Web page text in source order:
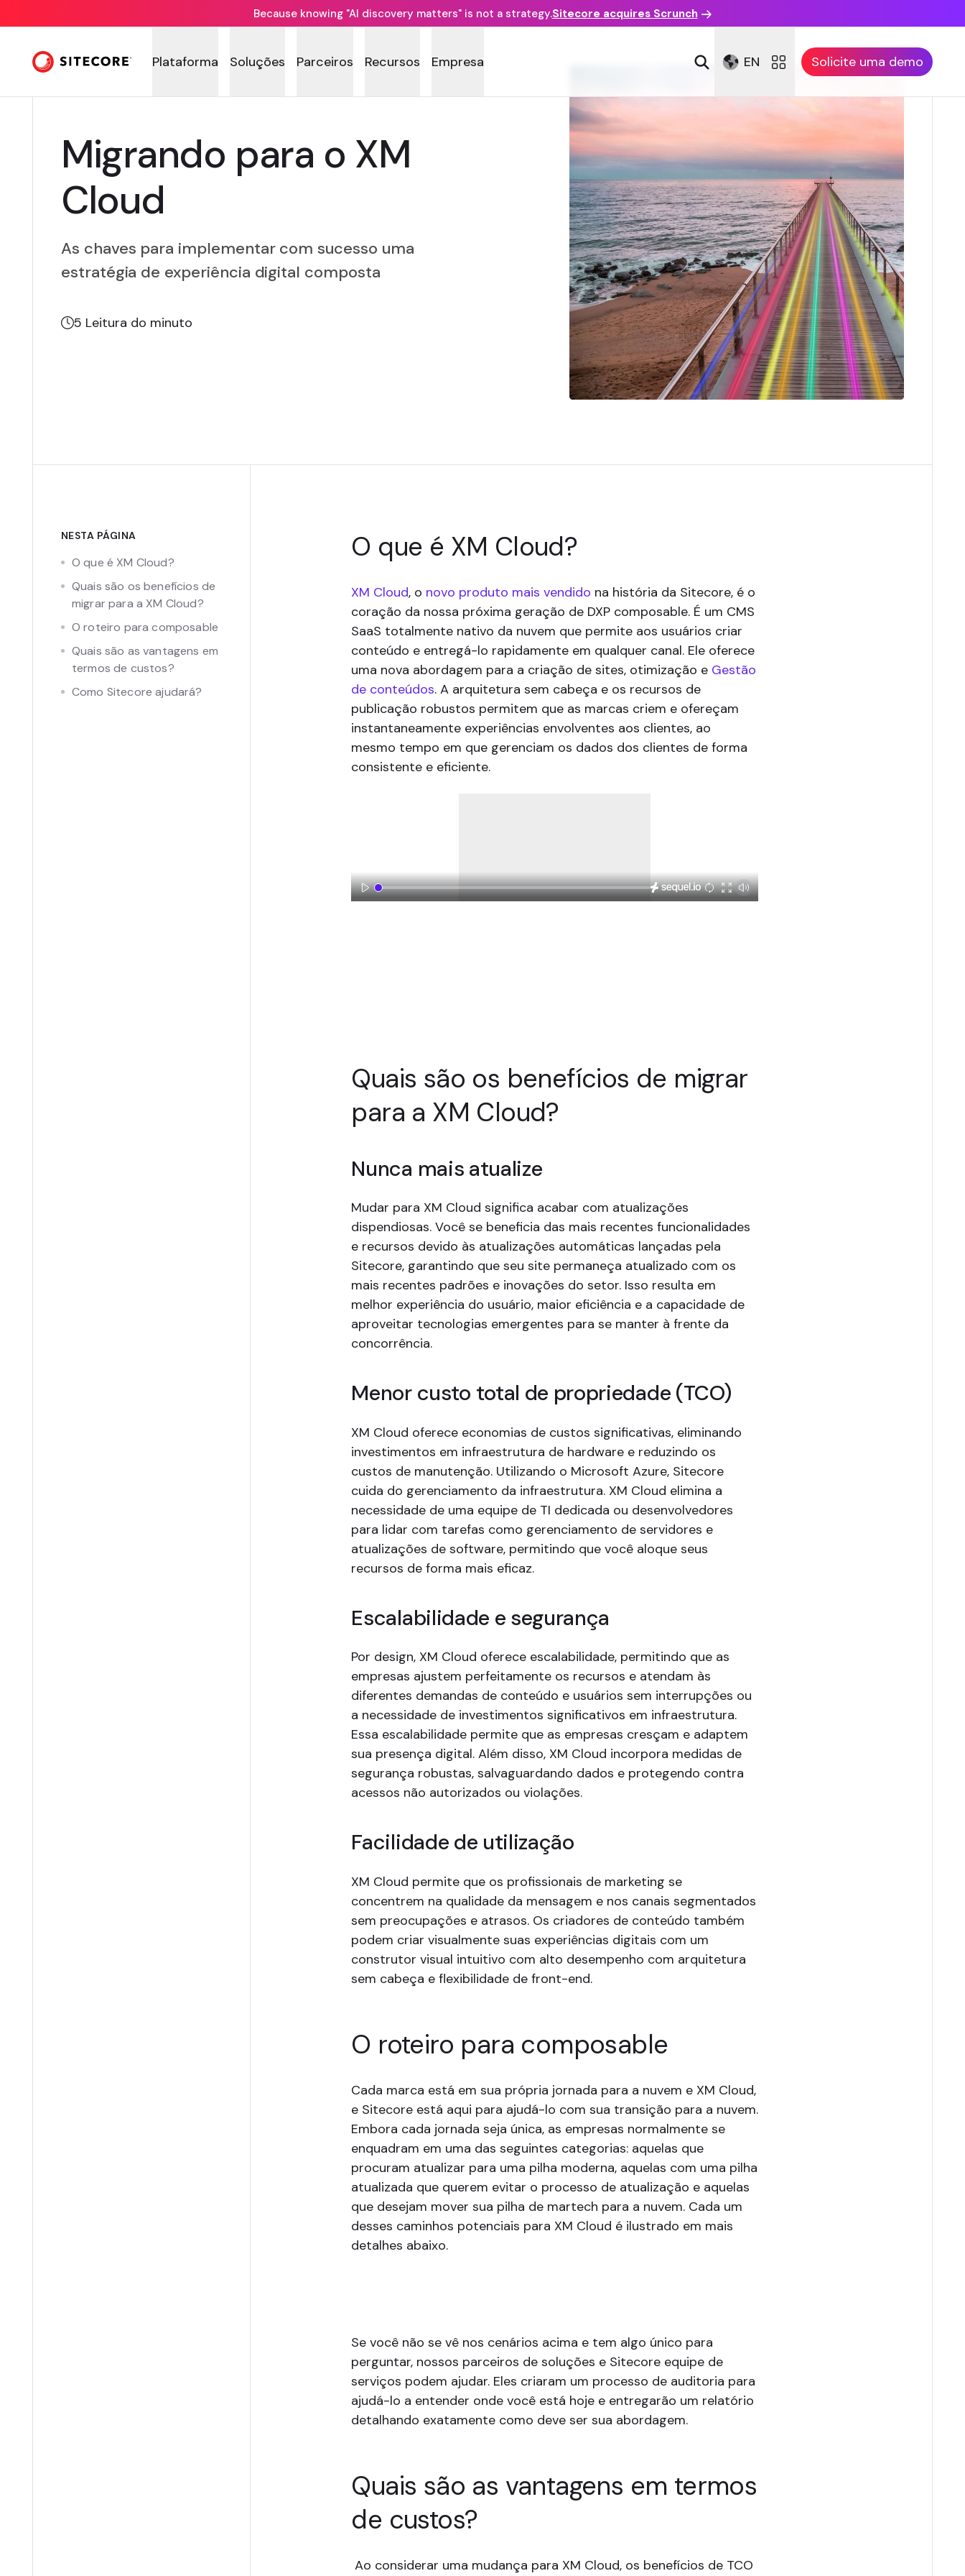
Because knowing "AI discovery matters" is not a strategy.Sitecore acquires Scrunch
Plataforma Soluções Parceiros Recursos Empresa EN Solicite uma demo
Migrando para o XM
Cloud
As chaves para implementar com sucesso uma
estratégia de experiência digital composta
5 Leitura do minuto
NESTA PÁGINA
O que é XM Cloud?
Quais são os benefícios de
migrar para a XM Cloud?
O roteiro para composable
Quais são as vantagens em
termos de custos?
Como Sitecore ajudará?
O que é XM Cloud?
XM Cloud, o novo produto mais vendido na história da Sitecore, é o
coração da nossa próxima geração de DXP composable. É um CMS
SaaS totalmente nativo da nuvem que permite aos usuários criar
conteúdo e entregá-lo rapidamente em qualquer canal. Ele oferece
uma nova abordagem para a criação de sites, otimização e Gestão
de conteúdos. A arquitetura sem cabeça e os recursos de
publicação robustos permitem que as marcas criem e ofereçam
instantaneamente experiências envolventes aos clientes, ao
mesmo tempo em que gerenciam os dados dos clientes de forma
consistente e eficiente.
Quais são os benefícios de migrar
para a XM Cloud?
Nunca mais atualize
Mudar para XM Cloud significa acabar com atualizações
dispendiosas. Você se beneficia das mais recentes funcionalidades
e recursos devido às atualizações automáticas lançadas pela
Sitecore, garantindo que seu site permaneça atualizado com os
mais recentes padrões e inovações do setor. Isso resulta em
melhor experiência do usuário, maior eficiência e a capacidade de
aproveitar tecnologias emergentes para se manter à frente da
concorrência.
Menor custo total de propriedade (TCO)
XM Cloud oferece economias de custos significativas, eliminando
investimentos em infraestrutura de hardware e reduzindo os
custos de manutenção. Utilizando o Microsoft Azure, Sitecore
cuida do gerenciamento da infraestrutura. XM Cloud elimina a
necessidade de uma equipe de TI dedicada ou desenvolvedores
para lidar com tarefas como gerenciamento de servidores e
atualizações de software, permitindo que você aloque seus
recursos de forma mais eficaz.
Escalabilidade e segurança
Por design, XM Cloud oferece escalabilidade, permitindo que as
empresas ajustem perfeitamente os recursos e atendam às
diferentes demandas de conteúdo e usuários sem interrupções ou
a necessidade de investimentos significativos em infraestrutura.
Essa escalabilidade permite que as empresas cresçam e adaptem
sua presença digital. Além disso, XM Cloud incorpora medidas de
segurança robustas, salvaguardando dados e protegendo contra
acessos não autorizados ou violações.
Facilidade de utilização
XM Cloud permite que os profissionais de marketing se
concentrem na qualidade da mensagem e nos canais segmentados
sem preocupações e atrasos. Os criadores de conteúdo também
podem criar visualmente suas experiências digitais com um
construtor visual intuitivo com alto desempenho com arquitetura
sem cabeça e flexibilidade de front-end.
O roteiro para composable
Cada marca está em sua própria jornada para a nuvem e XM Cloud,
e Sitecore está aqui para ajudá-lo com sua transição para a nuvem.
Embora cada jornada seja única, as empresas normalmente se
enquadram em uma das seguintes categorias: aquelas que
procuram atualizar para uma pilha moderna, aquelas com uma pilha
atualizada que querem evitar o processo de atualização e aquelas
que desejam mover sua pilha de martech para a nuvem. Cada um
desses caminhos potenciais para XM Cloud é ilustrado em mais
detalhes abaixo.
Se você não se vê nos cenários acima e tem algo único para
perguntar, nossos parceiros de soluções e Sitecore equipe de
serviços podem ajudar. Eles criaram um processo de auditoria para
ajudá-lo a entender onde você está hoje e entregarão um relatório
detalhando exatamente como deve ser sua abordagem.
Quais são as vantagens em termos
de custos?
Ao considerar uma mudança para XM Cloud, os benefícios de TCO